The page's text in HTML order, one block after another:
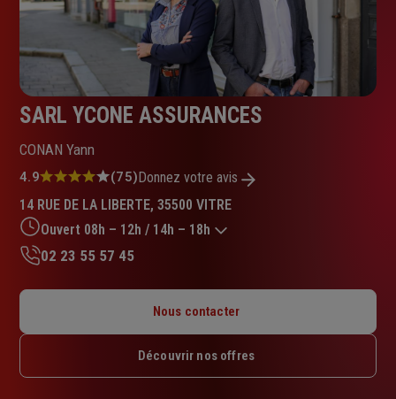
SARL YCONE ASSURANCES
CONAN Yann
Note
4.9
sur
5
étoiles
4.9 (75)Donnez votre avis
14 RUE DE LA LIBERTE, 35500 VITRE
Ouvert 08h – 12h / 14h – 18h
Mardi : 08h – 12h / 14h – 18h
Jeudi : 08h – 12h / 14h – 18h
02 23 55 57 45
Nous contacter
Découvrir nos offres